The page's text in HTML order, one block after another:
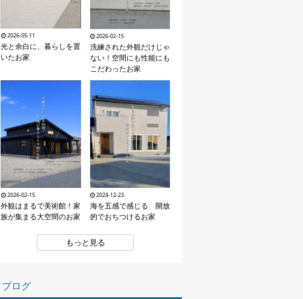
2026-05-11
光と余白に、暮らしを置
いたお家
2026-02-15
洗練された外観だけじゃ
ない！空間にも性能にも
こだわったお家
2026-02-15
外観はまるで美術館！家
族が集まる大空間のお家
2024-12-23
海を五感で感じる 開放
的でおちつけるお家
もっと見る
ブログ